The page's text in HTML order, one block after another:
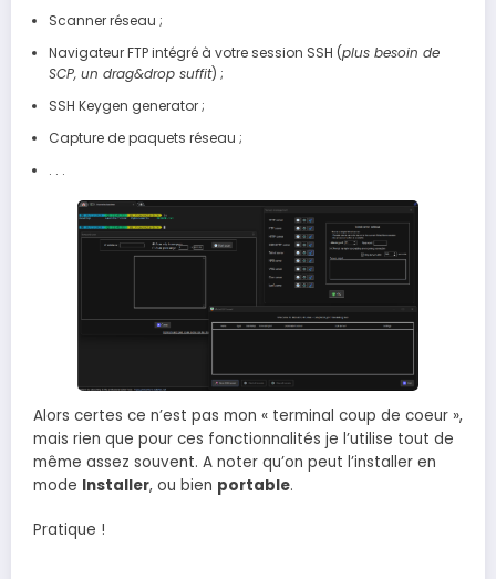
Scanner réseau ;
Navigateur FTP intégré à votre session SSH (plus besoin de
SCP, un drag&drop suffit) ;
SSH Keygen generator ;
Capture de paquets réseau ;
. . .
Alors certes ce n’est pas mon « terminal coup de coeur »,
mais rien que pour ces fonctionnalités je l’utilise tout de
même assez souvent. A noter qu’on peut l’installer en
mode Installer, ou bien portable.
Pratique !